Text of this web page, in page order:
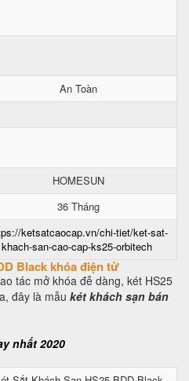
An Toàn
HOMESUN
36 Tháng
ketsatcaocap.vn/chi-tiet/ket-sat-
khach-san-cao-cap-ks25-orbitech
Black khóa điện tử
tác mở khóa đễ dàng, két HS25
đây là mẫu két khách sạn bán